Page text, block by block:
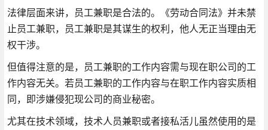
法律层面来讲，员工兼职是合法的。《劳动合同法》并未禁
止员工兼职，员工兼职是其谋生的权利，他人无正当理由无
权干涉。
但值得注意的是，员工兼职的工作内容需与现在职公司的工
作内容无关。若员工兼职的工作内容与在职工作内容实质相
同，即涉嫌侵犯现公司的商业秘密。
尤其在技术领域，技术人员兼职或者接私活儿虽然使用的是